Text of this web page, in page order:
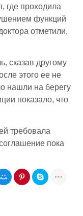
где проходила
функций
отметили,
сказав другому
этого ее не
нашли на берегу
показало, что
требовала
пока